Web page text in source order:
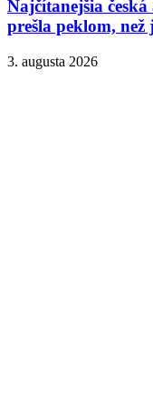
Najčítanejšia
prešla peklom,
3. augusta 2026